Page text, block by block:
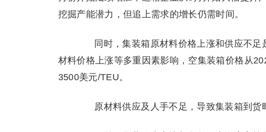
挖掘产能潜力，但追上需求的增长仍需时间。
同时，集装箱原材料价格上涨和供应不足
材料价格上涨等多重因素影响，空集装箱价格从
3500美元/TEU。
原材料供应及人手不足，导致集装箱到货